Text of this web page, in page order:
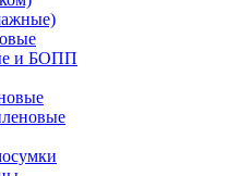
и БОПП